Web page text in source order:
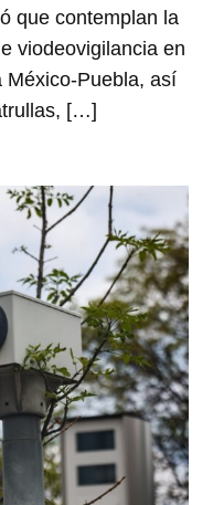
que contemplan la
viodeovigilancia en
México-Puebla, así
[…]